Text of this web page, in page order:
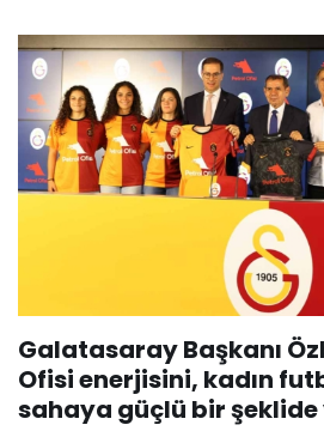
Galatasaray Başkanı
Ofisi enerjisini, kadın
sahaya güçlü bir şeklide